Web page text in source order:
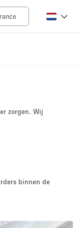
500+ m²
zorgen. Wij
binnen de